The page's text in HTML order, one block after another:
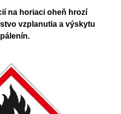
na horiaci oheň hrozí
vzplanutia a výskytu